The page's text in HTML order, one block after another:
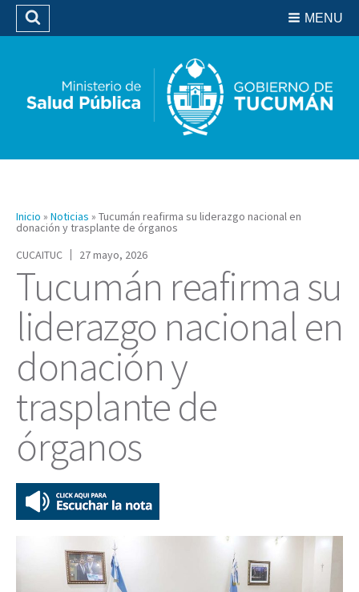
Biblioteca
MENU
Buscar
Inicio » Noticias » Tucumán reafirma su liderazgo nacional en
donación y trasplante de órganos
CUCAITUC
27 mayo, 2026
Tucumán reafirma su
liderazgo nacional en
donación y
trasplante de
órganos